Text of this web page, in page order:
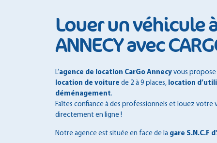
Louer un véhicule à
ANNECY avec
L’agence de location CarGo Annecy vous propose
location de voiture de 2 à 9 places, location
déménagement.
Faîtes confiance à des professionnels et louez
directement en ligne !
Notre agence est située en face de la gare S.N.C.F